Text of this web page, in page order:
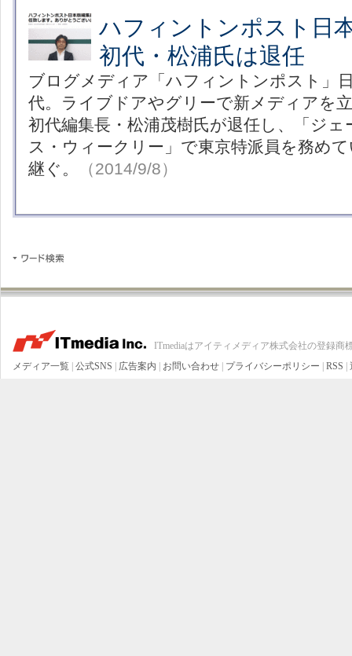
ハフィントンポスト
初代・松浦氏は退任
ブログメディア「ハフィントンポスト」
代。ライブドアやグリーで新メディアを
初代編集長・松浦茂樹氏が退任し、「ジ
ス・ウィークリー」で東京特派員を務め
継ぐ。
（2014/9/8）
ITmediaはアイティメディア株式会社の登録商
メディア一覧 | 公式SNS | 広告案内 | お問い合わせ | プライバシーポリシー | RSS |